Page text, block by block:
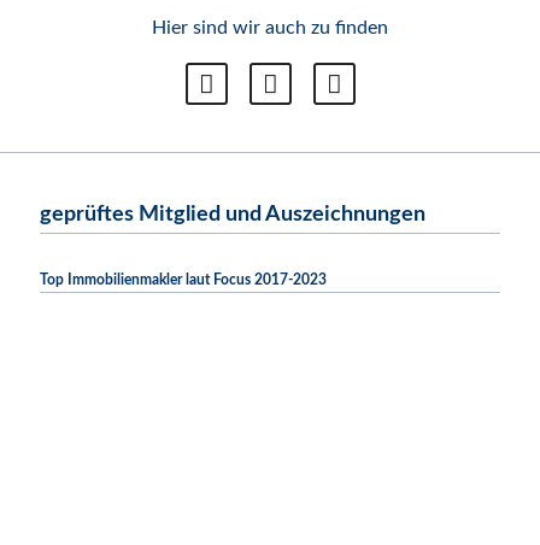
Hier sind wir auch zu finden
geprüftes Mitglied und Auszeichnungen
Top Immobilienmakler laut Focus 2017-2023